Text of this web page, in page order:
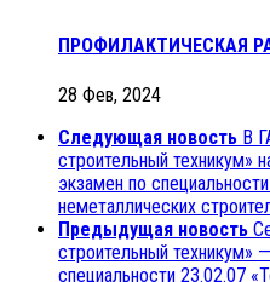
ПРОФИЛАКТИЧЕСКАЯ
28 Фев, 2024
Следующая новость В
строительный техникум»
экзамен по
неметаллических
Предыдущая новость
строительный техникум»
специальности 23.02.07